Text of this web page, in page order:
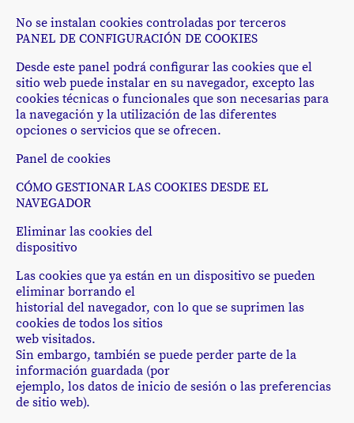
No se instalan cookies controladas por terceros
PANEL DE CONFIGURACIÓN DE COOKIES
Desde este panel podrá configurar las cookies que el
sitio web puede instalar en su navegador, excepto las
cookies técnicas o funcionales que son necesarias para
la navegación y la utilización de las diferentes
opciones o servicios que se ofrecen.
Panel de cookies
CÓMO GESTIONAR LAS COOKIES DESDE EL
NAVEGADOR
Eliminar las cookies del
dispositivo
Las cookies que ya están en un dispositivo se pueden
eliminar borrando el
historial del navegador, con lo que se suprimen las
cookies de todos los sitios
web visitados.
Sin embargo, también se puede perder parte de la
información guardada (por
ejemplo, los datos de inicio de sesión o las preferencias
de sitio web).